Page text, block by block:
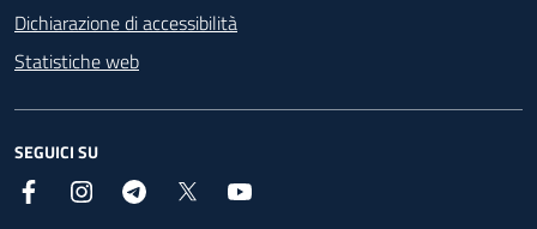
Dichiarazione di accessibilità
Statistiche web
SEGUICI SU
Facebook InstagramTelegram